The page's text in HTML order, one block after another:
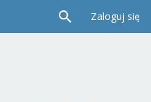
Zaloguj się